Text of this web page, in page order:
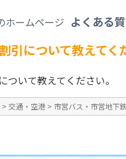
よくある
引について教えてく
ついて教えてください。
> 交通・空港 > 市営バス・市営地下